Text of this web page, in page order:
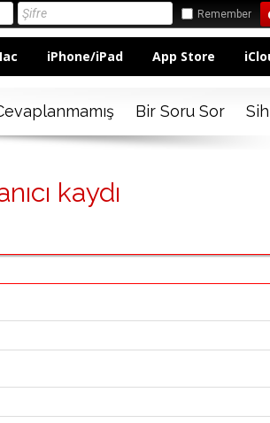
Remember
iPhone/iPad App Store
Bir Soru Sor
kaydı